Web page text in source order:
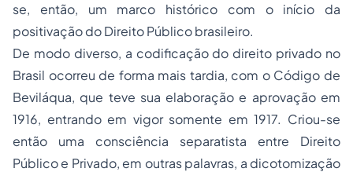
se, então, um marco histórico com o início da
positivação do Direito Público brasileiro.
De modo diverso, a codificação do direito privado no
Brasil ocorreu de forma mais tardia, com o Código de
Beviláqua, que teve sua elaboração e aprovação em
1916, entrando em vigor somente em 1917. Criou-se
então uma consciência separatista entre Direito
Público e Privado, em outras palavras, a dicotomização